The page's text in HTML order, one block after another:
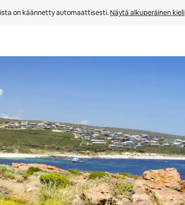
on käännetty automaattisesti. Näytä alkuperäinen kieli
tai tutustu koskettamalla tai pyyhkäisemällä.